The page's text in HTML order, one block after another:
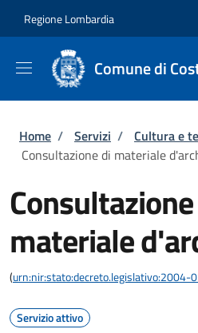
Regione Lombardia
Comune di
Briciole di pane
Home / Servizi / Cultura e
Consultazione di materiale
materiale
(urn:nir:stato:decreto.legislativo:2004-
Servizio attivo